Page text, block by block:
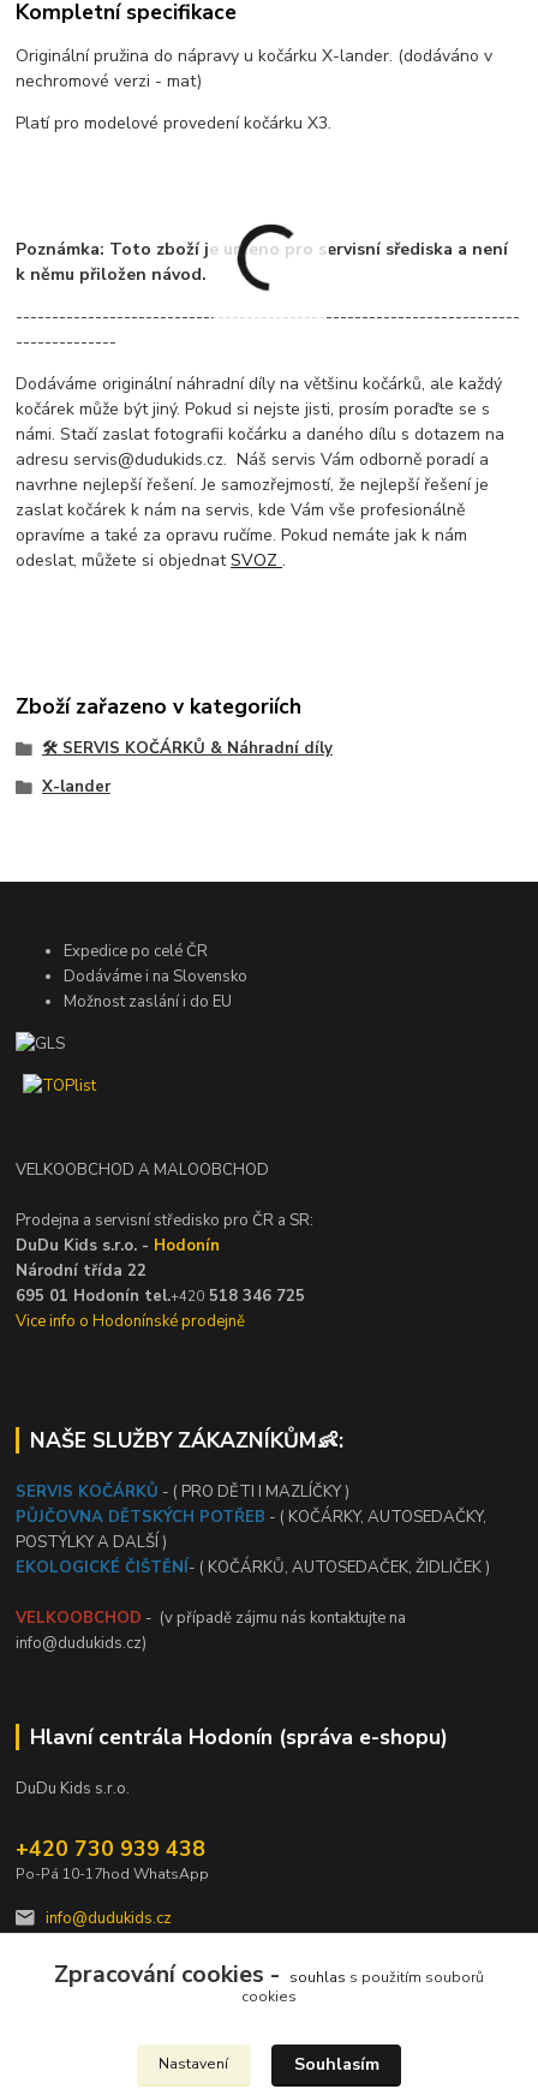
Kompletní specifikace
Originální pružina do nápravy u kočárku X-lander. (dodáváno v
nechromové verzi - mat)
Platí pro modelové provedení kočárku X3.
Poznámka: Toto zboží je určeno pro servisní sřediska a není
k němu přiložen návod.
----------------------------------------------------------------------
--------------
Dodáváme originální náhradní díly na většinu kočárků, ale každý
kočárek může být jiný. Pokud si nejste jisti, prosím poraďte se s
námi. Stačí zaslat fotografii kočárku a daného dílu s dotazem na
adresu servis@dudukids.cz. Náš servis Vám odborně poradí a
navrhne nejlepší řešení. Je samozřejmostí, že nejlepší řešení je
zaslat kočárek k nám na servis, kde Vám vše profesionálně
opravíme a také za opravu ručíme. Pokud nemáte jak k nám
odeslat, můžete si objednatSVOZ.
Zboží zařazeno v kategoriích
🛠️ SERVIS KOČÁRKŮ & Náhradní díly
X-lander
Expedice po celé ČR
Dodáváme i na Slovensko
Možnost zaslání i do EU
VELKOOBCHOD A MALOOBCHOD
Prodejna a servisní středisko pro ČR a SR:
DuDu Kids s.r.o. - Hodonín
Národní třída 22
695 01 Hodonín tel.+420 518 346 725
Vice info o Hodonínské prodejně
NAŠE SLUŽBY ZÁKAZNÍKŮM👶:
SERVIS KOČÁRKŮ - ( PRO DĚTI I MAZLÍČKY )
PŮJČOVNA DĚTSKÝCH POTŘEB - ( KOČÁRKY, AUTOSEDAČKY,
POSTÝLKY A DALŠÍ )
EKOLOGICKÉ ČIŠTĚNÍ- ( KOČÁRKŮ, AUTOSEDAČEK, ŽIDLIČEK )
VELKOOBCHOD - (v případě zájmu nás kontaktujte na
info@dudukids.cz)
Hlavní centrála Hodonín (správa e-shopu)
DuDu Kids s.r.o.
+420 730 939 438
Po-Pá 10-17hod WhatsApp
info@dudukids.cz
Upravit sběr cookies.
Zpracování cookies - souhlas s použitím souborů
cookies
Nastavení Souhlasím